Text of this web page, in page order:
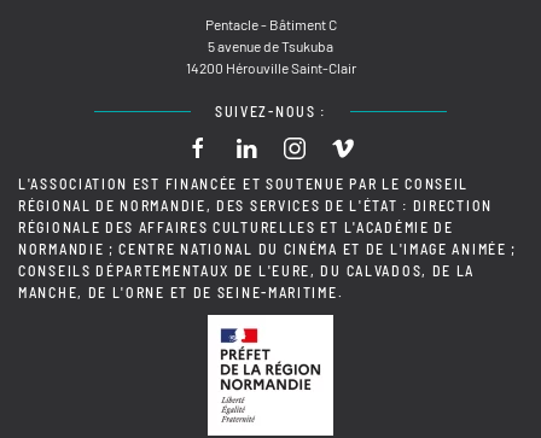
Pentacle - Bâtiment C
5 avenue de Tsukuba
14200 Hérouville Saint-Clair
SUIVEZ-NOUS :
L'ASSOCIATION EST FINANCÉE ET SOUTENUE PAR LE CONSEIL
RÉGIONAL DE NORMANDIE, DES SERVICES DE L'ÉTAT : DIRECTION
RÉGIONALE DES AFFAIRES CULTURELLES ET L'ACADÉMIE DE
NORMANDIE ; CENTRE NATIONAL DU CINÉMA ET DE L'IMAGE ANIMÉE ;
CONSEILS DÉPARTEMENTAUX DE L'EURE, DU CALVADOS, DE LA
MANCHE, DE L'ORNE ET DE SEINE-MARITIME.